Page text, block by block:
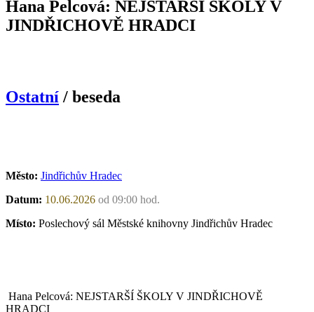
Hana Pelcová: NEJSTARŠÍ ŠKOLY V
JINDŘICHOVĚ HRADCI
Ostatní / beseda
Město: Jindřichův Hradec
Datum: 10.06.2026 od 09:00 hod.
Místo: Poslechový sál Městské knihovny Jindřichův Hradec
Hana Pelcová: NEJSTARŠÍ ŠKOLY V JINDŘICHOVĚ
HRADCI